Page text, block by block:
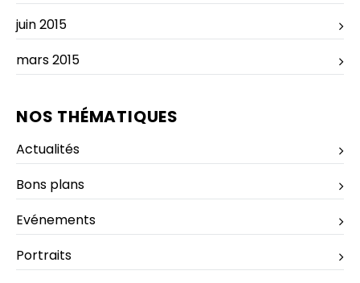
juin 2015
mars 2015
NOS THÉMATIQUES
Actualités
Bons plans
Evénements
Portraits